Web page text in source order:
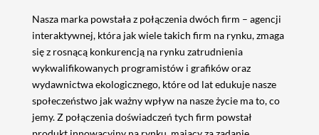
Nasza marka powstała z połączenia dwóch firm – agencji
interaktywnej, która jak wiele takich firm na rynku, zmaga
się z rosnącą konkurencją na rynku zatrudnienia
wykwalifikowanych programistów i grafików oraz
wydawnictwa ekologicznego, które od lat edukuje nasze
społeczeństwo jak ważny wpływ na nasze życie ma to, co
jemy. Z połączenia doświadczeń tych firm powstał